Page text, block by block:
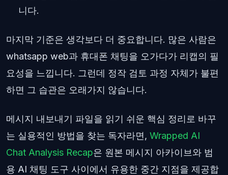
니다.
마지막 기준은 생각보다 더 중요합니다. 많은 사람은
whatsapp web과 휴대폰 채팅을 오가다가 리캡의 필
요성을 느낍니다. 그런데 정작 검토 과정 자체가 불편
하면 그 습관은 오래가지 않습니다.
메시지 내보내기 파일을 읽기 쉬운 핵심 정리로 바꾸
는 실용적인 방법을 찾는 독자라면, Wrapped AI
Chat Analysis Recap은 원본 메시지 아카이브와 범
용 AI 채팅 도구 사이에서 유용한 중간 지점을 제공합